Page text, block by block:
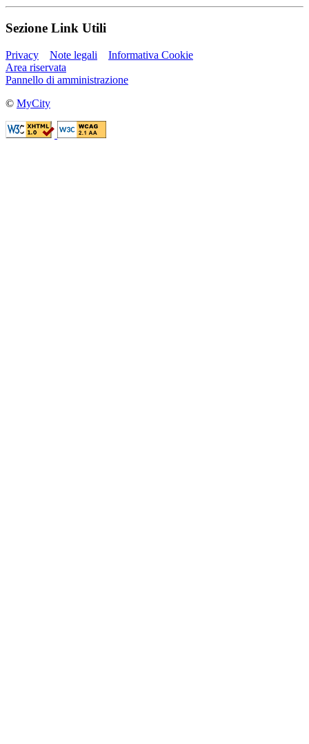
Sezione Link Utili
Privacy Note legali
Informativa Cookie
Area riservata
Pannello di amministrazione
© MyCity